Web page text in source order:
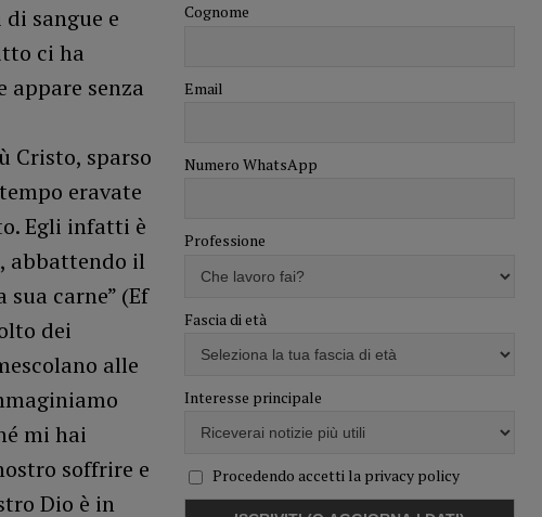
sangue e
ci ha
senza
Cristo, sparso
eravate
Egli infatti è
abbattendo il
carne” (Ef
dei
alle
mi hai
soffrire e
Dio è in
Cognome
Email
Numero WhatsApp
Professione
Fascia di età
Interesse principale
Procedendo accetti la privacy policy